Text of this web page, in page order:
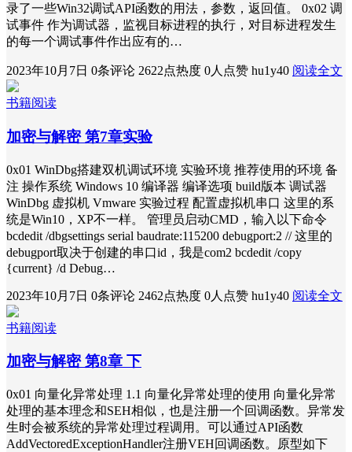
录了一些Win32调试API函数的用法，参数，返回值。 0x02 调
试事件 作为调试器，监视目标进程的执行，对目标进程发生
的每一个调试事件作出应有的…
2023年10月7日 0条评论 2622点热度 0人点赞 hu1y40 阅读全文
书籍阅读
加密与解密 第7章实验
0x01 WinDbg搭建双机调试环境 实验环境 推荐使用的环境 备
注 操作系统 Windows 10 编译器 编译选项 build版本 调试器
WinDbg 虚拟机 Vmware 实验过程 配置虚拟机串口 这里的系
统是Win10，XP不一样。 管理员启动CMD，输入以下命令
bcdedit /dbgsettings serial baudrate:115200 debugport:2 // 这里的
debugport取决于创建的串口id，我是com2 bcdedit /copy
{current} /d Debug…
2023年10月7日 0条评论 2462点热度 0人点赞 hu1y40 阅读全文
书籍阅读
加密与解密 第8章 下
0x01 向量化异常处理 1.1 向量化异常处理的使用 向量化异常
处理的基本理念和SEH相似，也是注册一个回调函数。异常发
生时会被系统的异常处理过程调用。可以通过API函数
AddVectoredExceptionHandler注册VEH回调函数。原型如下